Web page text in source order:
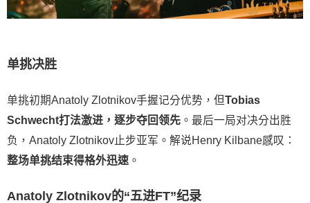
单挑决胜
单挑初期Anatoly Zlotnikov手握记分优势，但Tobias
Schwecht打法激进，逐步夺回领先 。最后一局对决分出胜
负，Anatoly Zlotnikov止步亚军。解说Henry Kilbane感叹：
整场单挑结束得格外迅速 。
Anatoly Zlotnikov的“五进FT”纪录